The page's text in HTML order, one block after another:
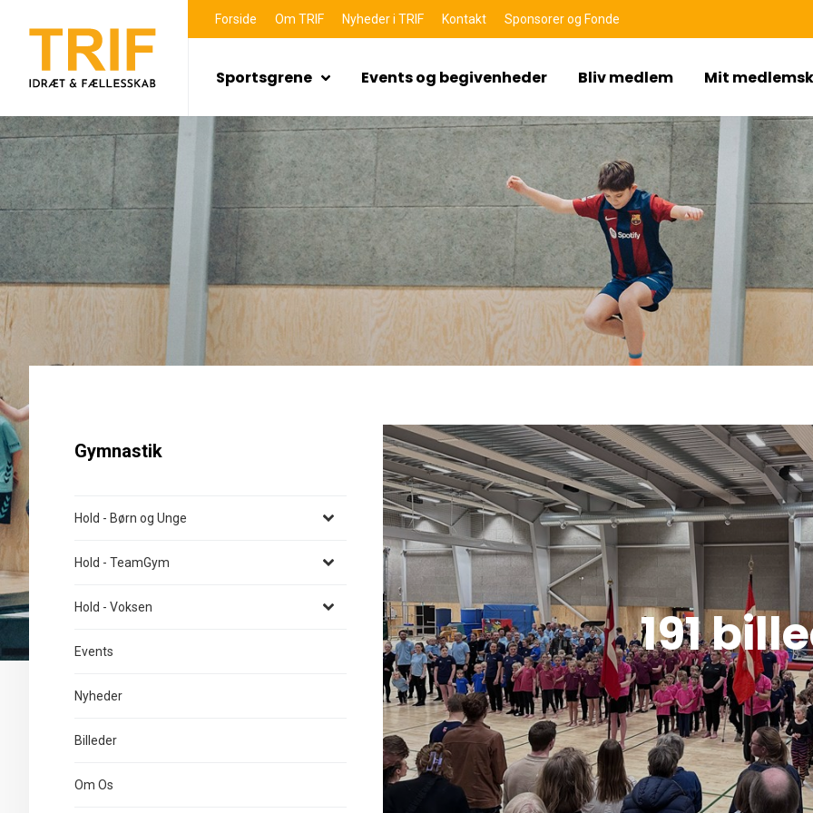
Forside Om TRIF Nyheder i TRIF Kontakt Sponsorer og Fonde
Sportsgrene Events og begivenheder Bliv medlem Mit
191
Gymnastik
Hold - Børn og Unge
Hold - TeamGym
Hold - Voksen
Events
Nyheder
Billeder
Om Os